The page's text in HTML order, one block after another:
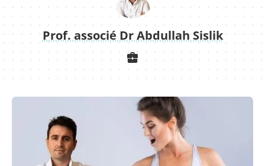
Prof. associé Dr Abdullah Sislik